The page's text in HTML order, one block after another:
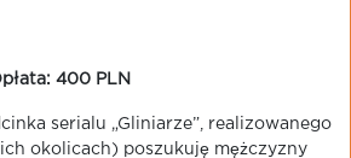
400 PLN
serialu „Gliniarze”, realizowanego
okolicach) poszukuję mężczyzny